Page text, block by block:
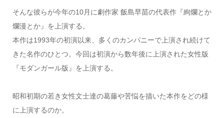
そんな彼らが今年の10月に劇作家 飯島早苗の代表作『絢爛とか
爛漫とか』を上演する。
本作は1993年の初演以来、多くのカンパニーで上演され続けて
きた名作のひとつ。今回は初演から数年後に上演された女性版
『モダンガール版』を上演する。
昭和初期の若き女性文士達の葛藤や苦悩を描いた本作をどの様
に上演するのか。